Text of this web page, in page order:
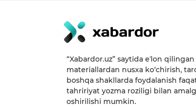
“Xabardor.uz” saytida eʼlon qilingan
materiallardan nusxa ko‘chirish,
boshqa shakllarda foydalanish
tahririyat yozma roziligi bilan
oshirilishi mumkin.